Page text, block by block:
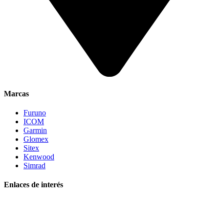
Marcas
Furuno
ICOM
Garmin
Glomex
Sitex
Kenwood
Simrad
Enlaces de interés